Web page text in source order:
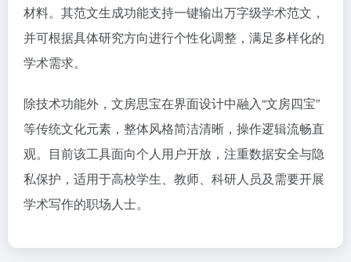
材料。其范文生成功能支持一键输出万字级学术范文，
并可根据具体研究方向进行个性化调整，满足多样化的
学术需求。
除技术功能外，文房思宝在界面设计中融入“文房四宝”
等传统文化元素，整体风格简洁清晰，操作逻辑流畅直
观。目前该工具面向个人用户开放，注重数据安全与隐
私保护，适用于高校学生、教师、科研人员及需要开展
学术写作的职场人士。